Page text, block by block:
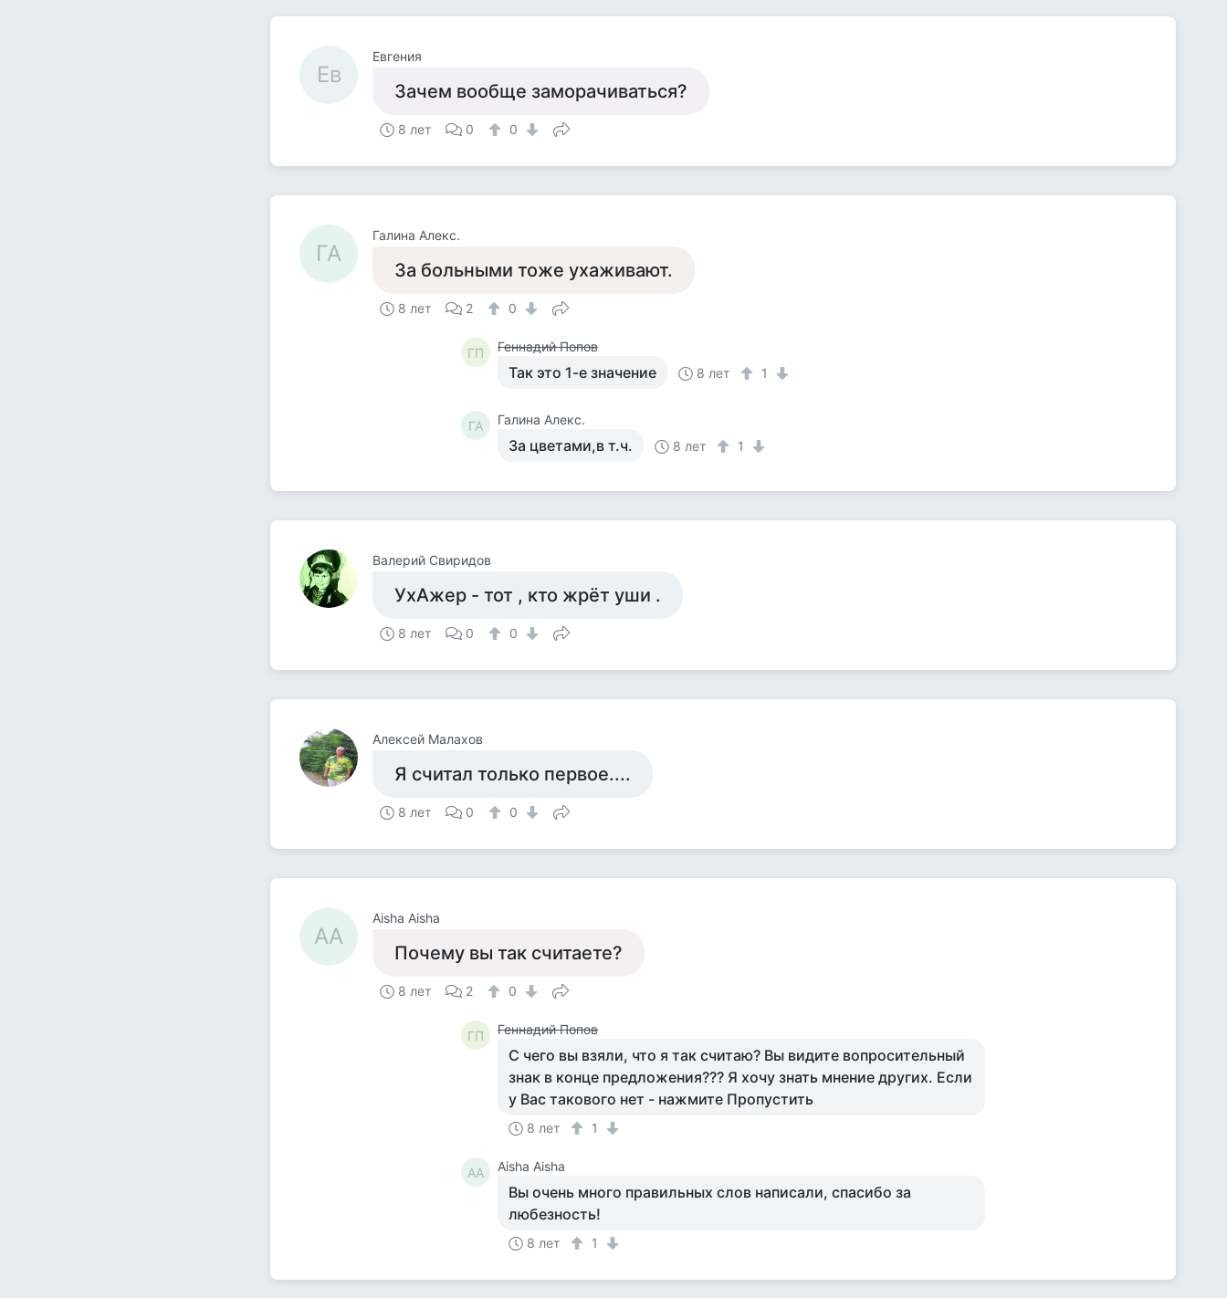
Ев
Евгения
Зачем вообще заморачиваться?
8 лет 0 0
ГА
Галина Алекс.
За больными тоже ухаживают.
8 лет 2 0
ГП Геннадий Попов
Так это 1-е значение 8 лет 1
ГА Галина Алекс.
За цветами,в т.ч. 8 лет 1
Валерий Свиридов
УхАжер - тот , кто жрёт уши .
8 лет 0 0
Алексей Малахов
Я считал только первое....
8 лет 0 0
AA
Aisha Aisha
Почему вы так считаете?
8 лет 2 0
ГП Геннадий Попов
С чего вы взяли, что я так считаю? Вы видите вопросительный
знак в конце предложения??? Я хочу знать мнение других. Если
у Вас такового нет - нажмите Пропустить
8 лет 1
AA Aisha Aisha
Вы очень много правильных слов написали, спасибо за
любезность!
8 лет 1